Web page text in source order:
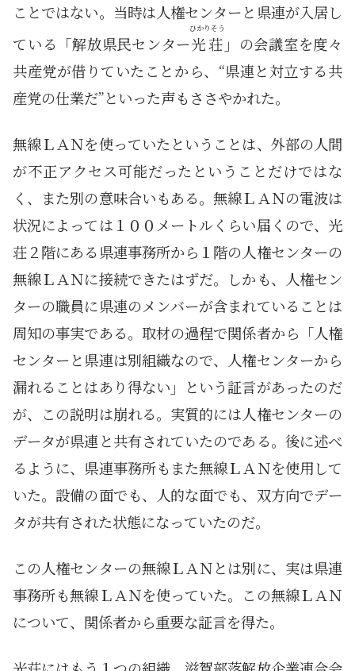
ことではない。当時は人権センターと県連が入居し
ている「解放県民センター光荘
ひかりそう
」の会議室を度々
共産党が借りていたことから、“県連と対立する共
産党の仕業だ”といった声もささやかれた。
無線ＬＡＮを使っていたということは、外部の人間
が不正アクセス可能だったということだけではな
く、また別の意味合いもある。無線ＬＡＮの電波は
状況によっては１００メートルくらい届くので、光
荘２階にある県連事務所から１階の人権センターの
無線ＬＡＮに接続できたはずだ。しかも、人権セン
ターの職員に県連のメンバーが含まれていることは
周知の事実である。取材の過程で関係者から「人権
センターと県連は別組織なので、人権センターから
漏れることはあり得ない」という証言があったのだ
が、この説明は崩れる。実質的には人権センターの
データが県連と共有されていたのである。後に述べ
るように、県連事務所もまた無線ＬＡＮを使用して
いた。設備の面でも、人的な面でも、双方向でデー
タが共有された状態になっていたのだ。
この人権センターの無線ＬＡＮとは別に、実は県連
事務所も無線ＬＡＮを使っていた。この無線ＬＡＮ
について、関係者から重要な証言を得た。